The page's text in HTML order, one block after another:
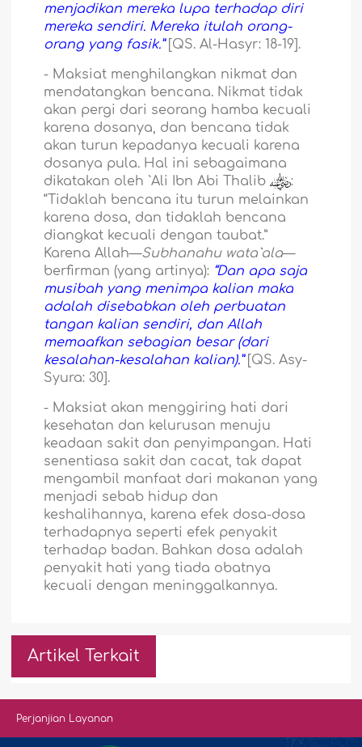
menjadikan mereka lupa terhadap diri
mereka sendiri. Mereka itulah orang-
orang yang fasik.”[QS. Al-Hasyr: 18-19].
- Maksiat menghilangkan nikmat dan
mendatangkan bencana. Nikmat tidak
akan pergi dari seorang hamba kecuali
karena dosanya, dan bencana tidak
akan turun kepadanya kecuali karena
dosanya pula. Hal ini sebagaimana
dikatakan oleh `Ali Ibn Abi Thalib
:
“Tidaklah bencana itu turun melainkan
karena dosa, dan tidaklah bencana
diangkat kecuali dengan taubat.”
Karena Allah—Subhanahu wata`ala—
berfirman (yang artinya): “Dan apa saja
musibah yang menimpa kalian maka
adalah disebabkan oleh perbuatan
tangan kalian sendiri, dan Allah
memaafkan sebagian besar (dari
kesalahan-kesalahan kalian).”[QS. Asy-
Syura: 30].
- Maksiat akan menggiring hati dari
kesehatan dan kelurusan menuju
keadaan sakit dan penyimpangan. Hati
senentiasa sakit dan cacat, tak dapat
mengambil manfaat dari makanan yang
menjadi sebab hidup dan
keshalihannya, karena efek dosa-dosa
terhadapnya seperti efek penyakit
terhadap badan. Bahkan dosa adalah
penyakit hati yang tiada obatnya
kecuali dengan meninggalkannya.
Artikel Terkait
Perjanjian Layanan